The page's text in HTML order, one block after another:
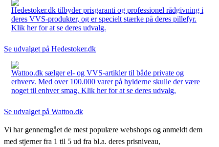
Hedestoker.dk tilbyder prisgaranti og professionel rådgivning i
deres VVS-produkter, og er specielt stærke på deres pillefyr.
Klik her for at se deres udvalg.
Se udvalget på Hedestoker.dk
Wattoo.dk sælger el- og VVS-artikler til både private og
erhverv. Med over 100.000 varer på hylderne skulle der være
noget til enhver smag. Klik her for at se deres udvalg.
Se udvalget på Wattoo.dk
Vi har gennemgået de mest populære webshops og anmeldt dem
med stjerner fra 1 til 5 ud fra bl.a. deres prisniveau,